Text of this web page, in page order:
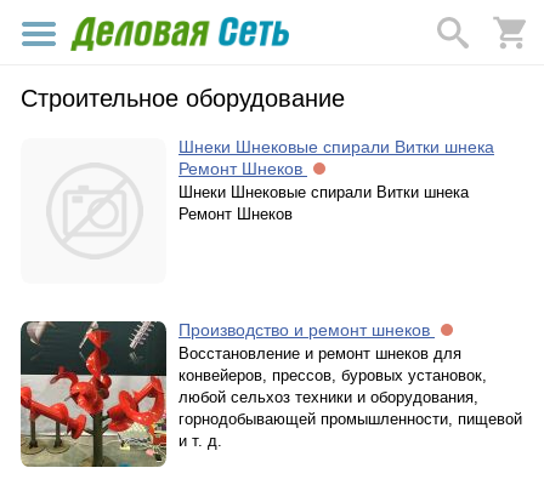
Строительное оборудование
Шнеки Шнековые спирали Витки шнека
Ремонт Шнеков
Шнеки Шнековые спирали Витки шнека
Ремонт Шнеков
Производство и ремонт шнеков
Восстановление и ремонт шнеков для
конвейеров, прессов, буровых установок,
любой сельхоз техники и оборудования,
горнодобывающей промышленности, пищевой
и т. д.